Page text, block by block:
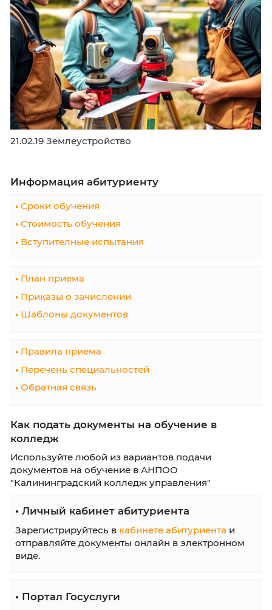
💬 Max:Max
🔵 ВКонтакте:vk.com/kkunabor
Станьте частью мира пространственных
технологий и экологии уже сегодня!
Ждем вас в нашем колледже! 👨🎓👩🎓
#ККУ #Землеустройство #Профессия
#Геодезия #Карта #Калининград
#Навигатор_абитуриента
Информация абитуриенту
•Сроки обучения
• Стоимость обучения
• Вступителные испытания
• Приказы о зачислении